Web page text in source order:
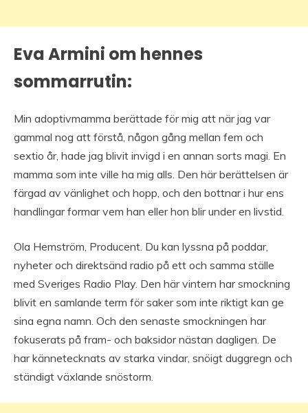
Eva Armini om hennes
sommarrutin:
Min adoptivmamma berättade för mig att när jag var
gammal nog att förstå, någon gång mellan fem och
sextio år, hade jag blivit invigd i en annan sorts magi. En
mamma som inte ville ha mig alls. Den här berättelsen är
färgad av vänlighet och hopp, och den bottnar i hur ens
handlingar formar vem han eller hon blir under en livstid.
Ola Hemström, Producent. Du kan lyssna på poddar,
nyheter och direktsänd radio på ett och samma ställe
med Sveriges Radio Play. Den här vintern har smockning
blivit en samlande term för saker som inte riktigt kan ge
sina egna namn. Och den senaste smockningen har
fokuserats på fram- och baksidor nästan dagligen. De
har kännetecknats av starka vindar, snöigt duggregn och
ständigt växlande snöstorm.